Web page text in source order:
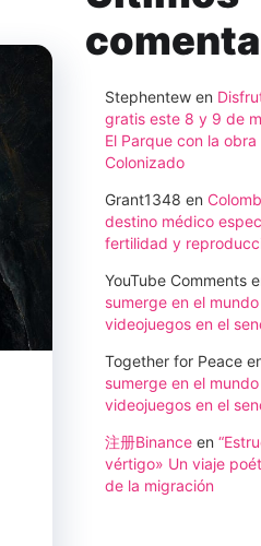
Stephentew en
gratis este 8 y 9 de
El Parque con la obra
Colonizado
Grant1348 en
destino médico
fertilidad y
YouTube Comments
sumerge en el
videojuegos en el
Together for Peace
sumerge en el
videojuegos en el
注册Binance en
vértigo» Un viaje
de la migración